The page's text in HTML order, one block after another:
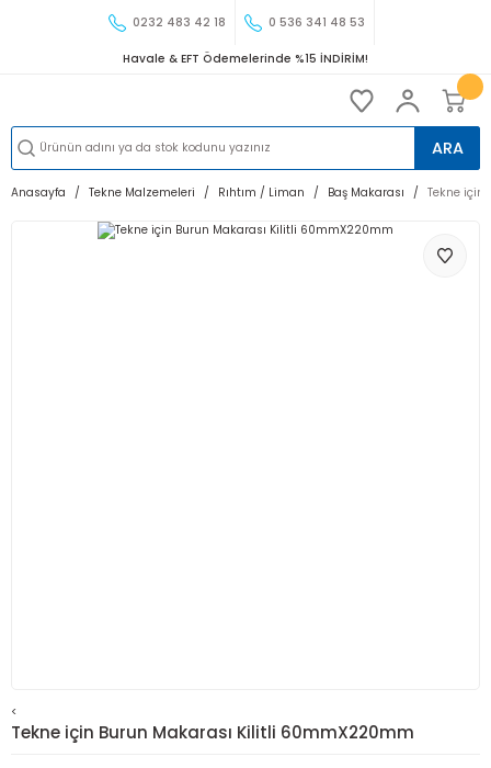
0232 483 42 18 0 536 341 48 53
Havale & EFT Ödemelerinde %15 İNDİRİM!
ARA
Anasayfa Tekne Malzemeleri Rıhtım / Liman Baş Makarası Tekne için
<
Tekne için Burun Makarası Kilitli 60mmX220mm